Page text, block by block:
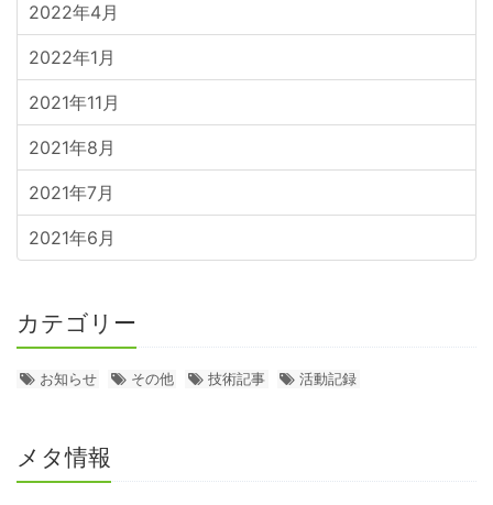
2022年4月
2022年1月
2021年11月
2021年8月
2021年7月
2021年6月
カテゴリー
お知らせ その他 技術記事 活動記録
メタ情報